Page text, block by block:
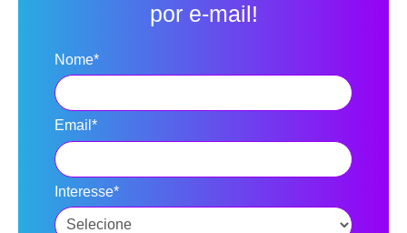
por e-mail!
Nome*
Email*
Interesse*